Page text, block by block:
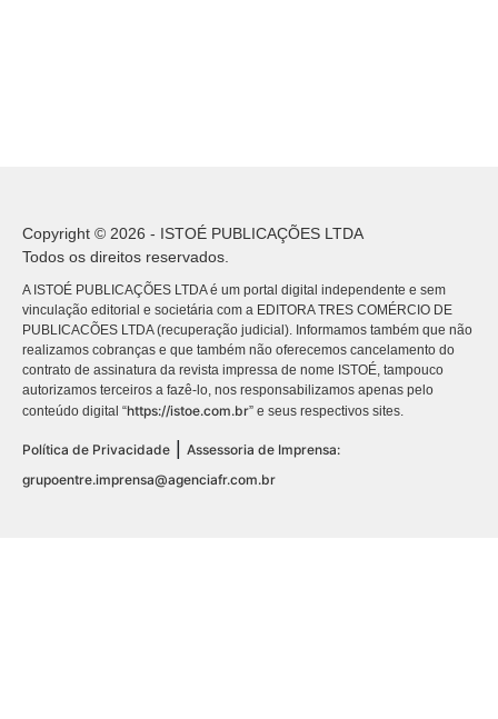
Copyright © 2026 - ISTOÉ PUBLICAÇÕES LTDA
Todos os direitos reservados.
A ISTOÉ PUBLICAÇÕES LTDA é um portal digital independente e sem
vinculação editorial e societária com a EDITORA TRES COMÉRCIO DE
PUBLICACÕES LTDA (recuperação judicial). Informamos também que não
realizamos cobranças e que também não oferecemos cancelamento do
contrato de assinatura da revista impressa de nome ISTOÉ, tampouco
autorizamos terceiros a fazê-lo, nos responsabilizamos apenas pelo
conteúdo digital “https://istoe.com.br” e seus respectivos sites.
Política de Privacidade
Assessoria de Imprensa:
grupoentre.imprensa@agenciafr.com.br